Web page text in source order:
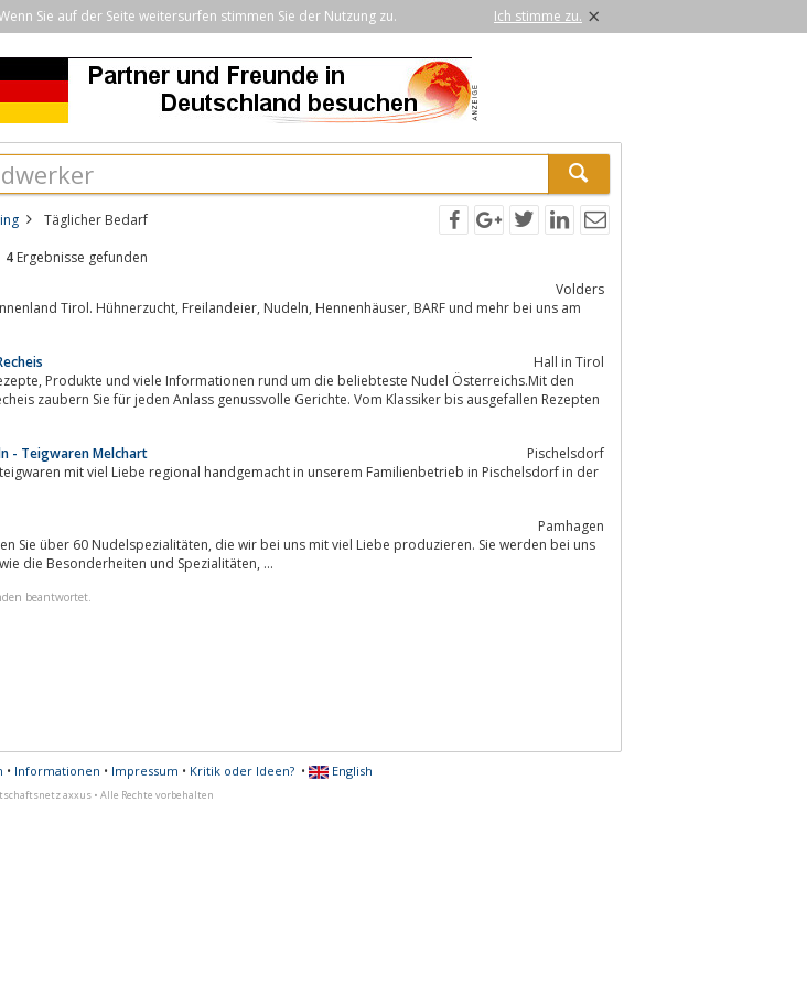
Sie auf der Seite weitersurfen stimmen Sie der Nutzung zu. Ich stimme zu. ×
Täglicher Bedarf
4 Ergebnisse gefunden
Volders
Nudeln, Hennenhäuser, BARF und mehr bei uns am
Hall in Tirol
Österreichs.Mit den
zaubern Sie für jeden Anlass genussvolle Gerichte. Vom Klassiker bis ausgefallen Rezepten
- Teigwaren Melchart
Pischelsdorf
mit viel Liebe regional handgemacht in unserem Familienbetrieb in Pischelsdorf in der
Pamhagen
die wir bei uns mit viel Liebe produzieren. Sie werden bei uns
die Klassiker ebenso finden wie die Besonderheiten und Spezialitäten, ...
beantwortet.
• Informationen • Impressum • Kritik oder Ideen?• English
axxus • Alle Rechte vorbehalten